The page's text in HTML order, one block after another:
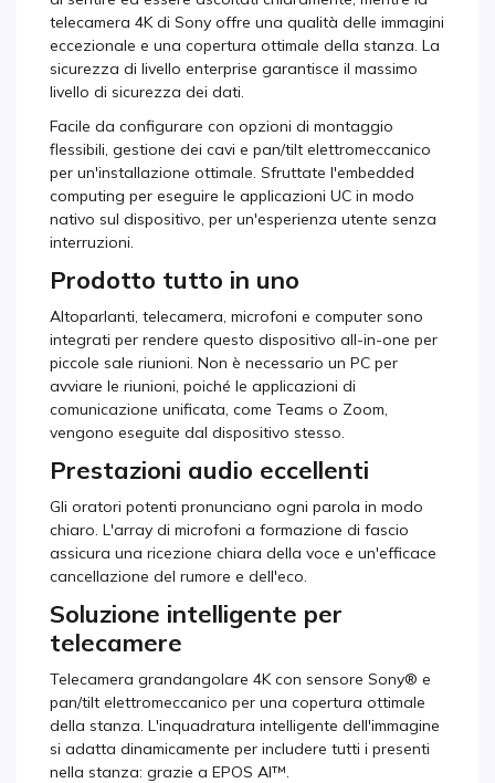
telecamera 4K di Sony offre una qualità delle immagini
eccezionale e una copertura ottimale della stanza. La
sicurezza di livello enterprise garantisce il massimo
livello di sicurezza dei dati.
Facile da configurare con opzioni di montaggio
flessibili, gestione dei cavi e pan/tilt elettromeccanico
per un'installazione ottimale. Sfruttate l'embedded
computing per eseguire le applicazioni UC in modo
nativo sul dispositivo, per un'esperienza utente senza
interruzioni.
Prodotto tutto in uno
Altoparlanti, telecamera, microfoni e computer sono
integrati per rendere questo dispositivo all-in-one per
piccole sale riunioni. Non è necessario un PC per
avviare le riunioni, poiché le applicazioni di
comunicazione unificata, come Teams o Zoom,
vengono eseguite dal dispositivo stesso.
Prestazioni audio eccellenti
Gli oratori potenti pronunciano ogni parola in modo
chiaro. L'array di microfoni a formazione di fascio
assicura una ricezione chiara della voce e un'efficace
cancellazione del rumore e dell'eco.
Soluzione intelligente per
telecamere
Telecamera grandangolare 4K con sensore Sony® e
pan/tilt elettromeccanico per una copertura ottimale
della stanza. L'inquadratura intelligente dell'immagine
si adatta dinamicamente per includere tutti i presenti
nella stanza: grazie a EPOS AI™.